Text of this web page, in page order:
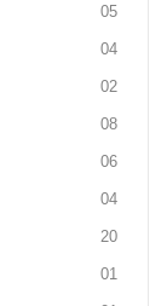
05
04
02
08
06
04
20
01